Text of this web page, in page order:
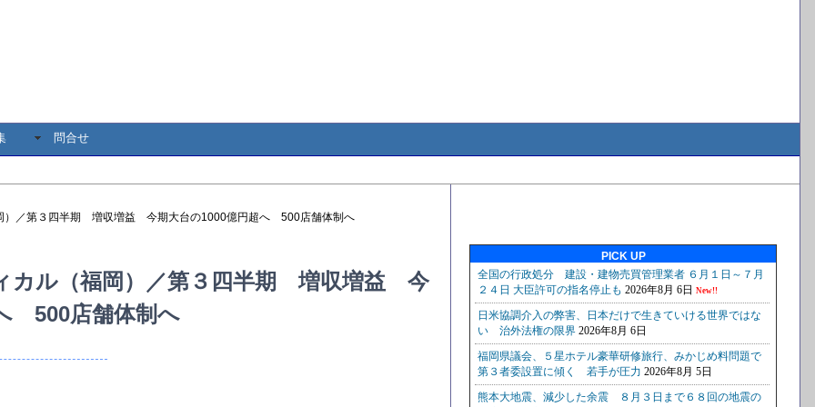
問合せ
）／第３四半期 増収増益 今期大台の1000億円超へ 500店舗体制へ
カル（福岡）／第３四半期 増収増益 今
500店舗体制へ
PICK UP